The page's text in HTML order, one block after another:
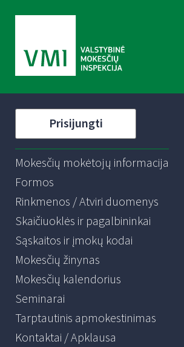
Prisijungti
Mokesčių mokėtojų informacija
Formos
Rinkmenos / Atviri duomenys
Skaičiuoklės ir pagalbininkai
Sąskaitos ir įmokų kodai
Mokesčių žinynas
Mokesčių kalendorius
Seminarai
Tarptautinis apmokestinimas
Kontaktai / Apklausa